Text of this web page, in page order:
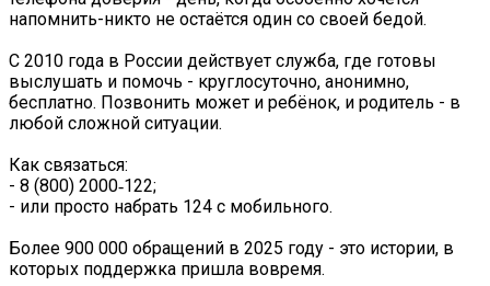
напомнить-никто не остаётся один со своей бедой.
С 2010 года в России действует служба, где готовы
выслушать и помочь - круглосуточно, анонимно,
бесплатно. Позвонить может и ребёнок, и родитель - в
любой сложной ситуации.
Как связаться:
- 8 (800) 2000‑122;
- или просто набрать 124 с мобильного.
Более 900 000 обращений в 2025 году - это истории, в
которых поддержка пришла вовремя.